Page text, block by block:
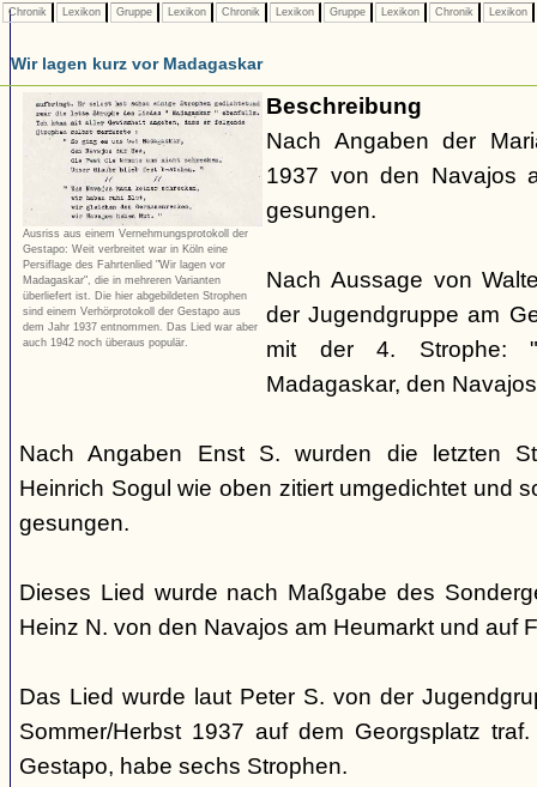
Chronik Lexikon Gruppe Lexikon Chronik Lexikon Gruppe Lexikon Chronik Lexikon
Wir lagen kurz vor Madagaskar
Ausriss aus einem Vernehmungsprotokoll der
Gestapo: Weit verbreitet war in Köln eine
Persiflage des Fahrtenlied "Wir lagen vor
Madagaskar", die in mehreren Varianten
überliefert ist. Die hier abgebildeten Strophen
sind einem Verhörprotokoll der Gestapo aus
dem Jahr 1937 entnommen. Das Lied war aber
auch 1942 noch überaus populär.
Beschreibung
Nach Angaben der
1937 von den Navajos
gesungen.
Nach Aussage von
der Jugendgruppe am
mit der 4. Strophe:
Madagaskar, den
Nach Angaben Enst S. wurden die letzten
Heinrich Sogul wie oben zitiert umgedichtet und
gesungen.
Dieses Lied wurde nach Maßgabe des
Heinz N. von den Navajos am Heumarkt und auf
Das Lied wurde laut Peter S. von der
Sommer/Herbst 1937 auf dem Georgsplatz
Gestapo, habe sechs Strophen.